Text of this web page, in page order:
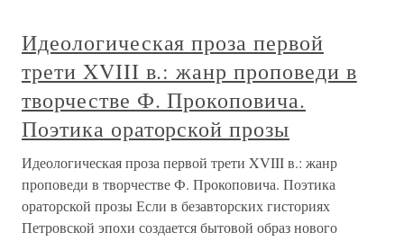
Идеологическая проза первой
трети XVIII в.: жанр проповеди в
творчестве Ф. Прокоповича.
Поэтика ораторской прозы
Идеологическая проза первой трети XVIII в.: жанр
проповеди в творчестве Ф. Прокоповича. Поэтика
ораторской прозы Если в безавторских гисториях
Петровской эпохи создается бытовой образ нового